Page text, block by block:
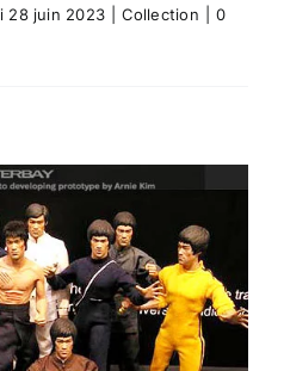
28 juin 2023 Collection
0